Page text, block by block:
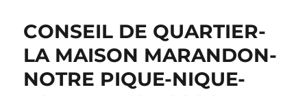
CONSEIL DE QUARTIER-
LA MAISON MARANDON-
NOTRE PIQUE-NIQUE-